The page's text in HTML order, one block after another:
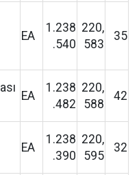
EA
1.238
.540
220,
583
35
EA
1.238
.482
220,
588
42
EA
1.238
.390
220,
595
32